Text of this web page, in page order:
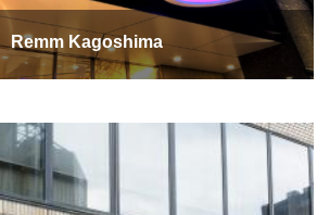
Remm Kagoshima